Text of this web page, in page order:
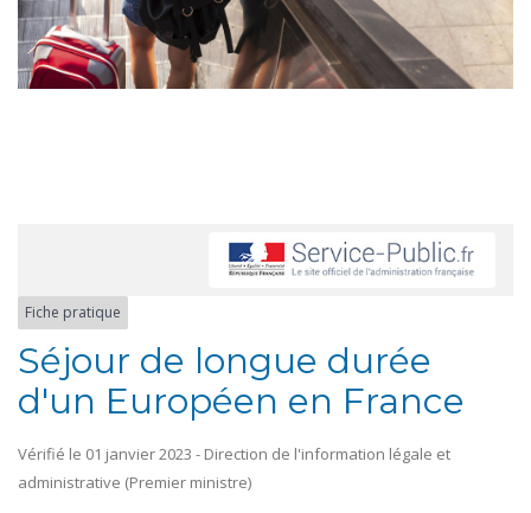
Fiche pratique
Séjour de longue durée
d'un Européen en France
Vérifié le 01 janvier 2023 - Direction de l'information légale et
administrative (Premier ministre)